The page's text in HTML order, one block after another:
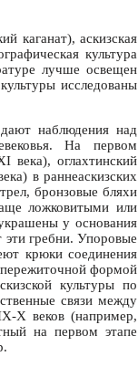
каганат), аскизская
культура
лучше освещен
исследованы
наблюдения над
На первом
века), оглахтинский
в раннеаскизских
бронзовые бляхи
ложковитыми или
у основания
гребни. Упоровые
крюки соединения
пережиточной формой
культуры по
связи между
X веков (например,
на первом этапе